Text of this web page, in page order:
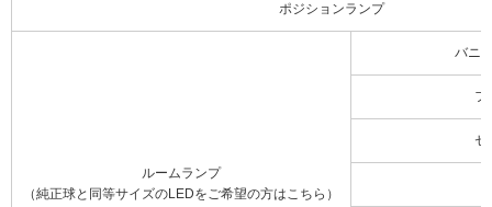
ポジションランプ
ルームランプ
（純正球と同等サイズのLEDをご希望の方はこちら）
バニ
フ
セ